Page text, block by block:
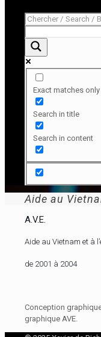
Exact matches only
Search in title
Search in content
Aide au
A.V.E.
Aide au Vietnam et à
de 2001 à 2004
Conception
graphique AVE.